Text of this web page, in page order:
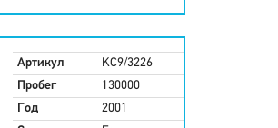
Артикул
KC9/3226
Пробег
130000
Год
2001